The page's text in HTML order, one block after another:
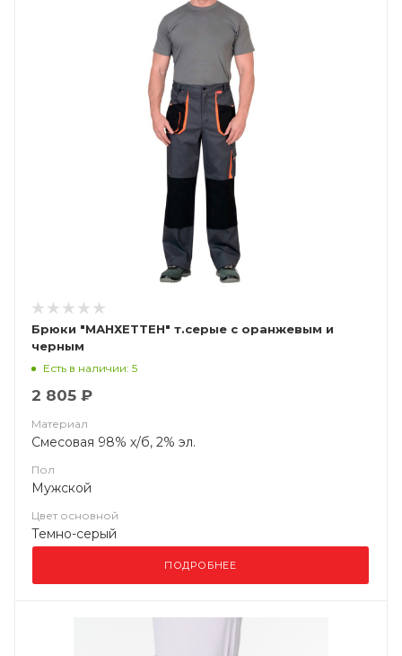
Брюки "МАНХЕТТЕН" т.серые с оранжевым и
черным
Есть в наличии: 5
2 805 ₽
Материал
Смесовая 98% х/б, 2% эл.
Пол
Мужской
Цвет основной
Темно-серый
ПОДРОБНЕЕ